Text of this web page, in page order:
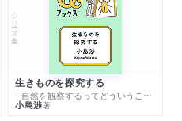
シリーズ・全集
生きものを探究する
─自然を観察するってどういうこと？
小島渉著